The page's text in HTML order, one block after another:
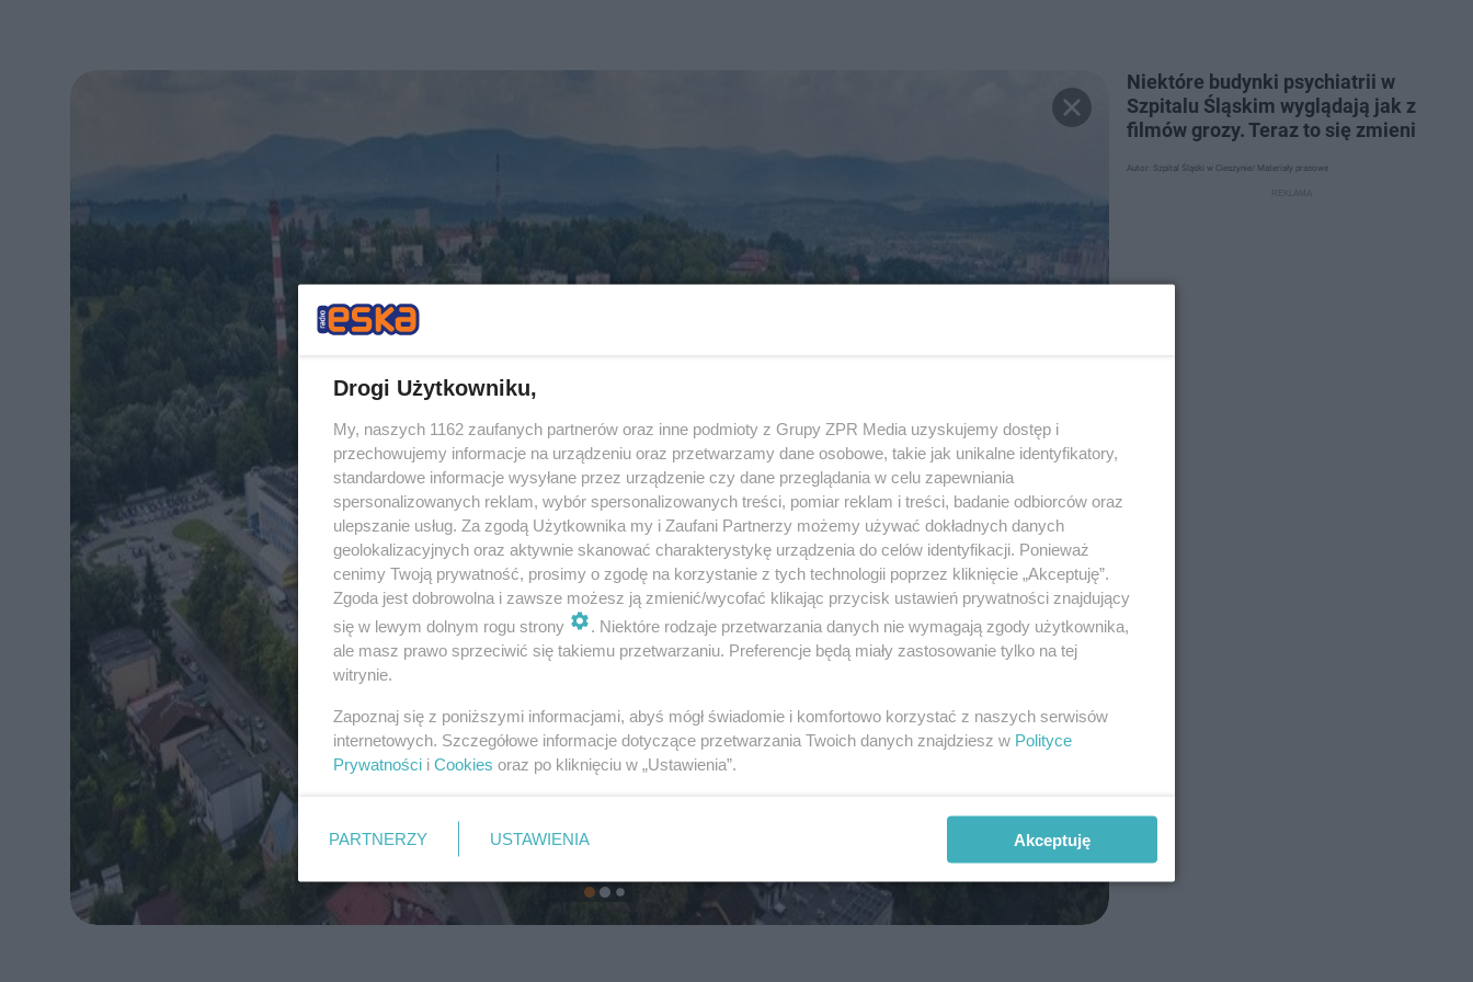
Niektóre budynki psychiatrii w
Szpitalu Śląskim wyglądają jak z
filmów grozy. Teraz to się zmieni
Autor: Szpital Śląski w Cieszynie/ Materiały prasowe
Drogi Użytkowniku,
My, naszych 1162 zaufanych partnerów oraz inne podmioty z Grupy ZPR Media uzyskujemy dostęp i
przechowujemy informacje na urządzeniu oraz przetwarzamy dane osobowe, takie jak unikalne identyfikatory,
standardowe informacje wysyłane przez urządzenie czy dane przeglądania w celu zapewniania
spersonalizowanych reklam, wybór spersonalizowanych treści, pomiar reklam i treści, badanie odbiorców oraz
ulepszanie usług. Za zgodą Użytkownika my i Zaufani Partnerzy możemy używać dokładnych danych
geolokalizacyjnych oraz aktywnie skanować charakterystykę urządzenia do celów identyfikacji. Ponieważ
cenimy Twoją prywatność, prosimy o zgodę na korzystanie z tych technologii poprzez kliknięcie „Akceptuję”.
Zgoda jest dobrowolna i zawsze możesz ją zmienić/wycofać klikając przycisk ustawień prywatności znajdujący
się w lewym dolnym rogu strony
. Niektóre rodzaje przetwarzania danych nie wymagają zgody użytkownika,
ale masz prawo sprzeciwić się takiemu przetwarzaniu. Preferencje będą miały zastosowanie tylko na tej
witrynie.
Zapoznaj się z poniższymi informacjami, abyś mógł świadomie i komfortowo korzystać z naszych serwisów
internetowych. Szczegółowe informacje dotyczące przetwarzania Twoich danych znajdziesz w Polityce
Prywatności i Cookies oraz po kliknięciu w „Ustawienia”.
PARTNERZY USTAWIENIA Akceptuję